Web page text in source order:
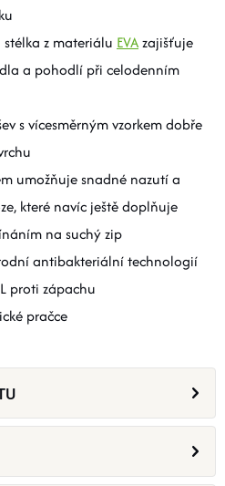
z materiálu EVAzajišťuje
a pohodlí při celodenním
s vícesměrným vzorkem dobře
umožňuje snadné nazutí a
které navíc ještě doplňuje
na suchý zip
antibakteriální technologií
proti zápachu
pračce